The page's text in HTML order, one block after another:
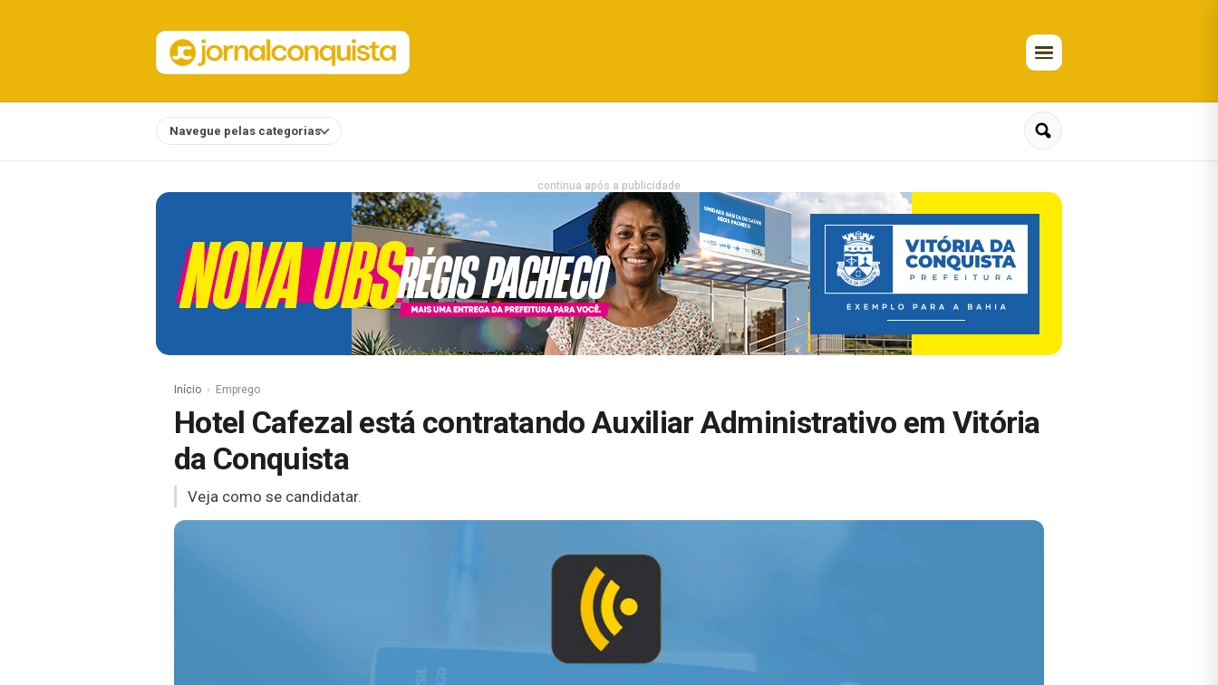
Navegue pelas categorias
continua após a publicidade
Início Emprego
Hotel Cafezal está contratando Auxiliar Administrativo em Vitória
da Conquista
Veja como se candidatar.